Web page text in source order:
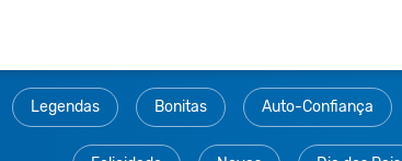
Legendas Bonitas Auto-Confiança